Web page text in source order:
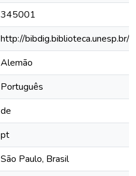
345001
http://
Alemão
Português
de
pt
São Paulo, Brasil